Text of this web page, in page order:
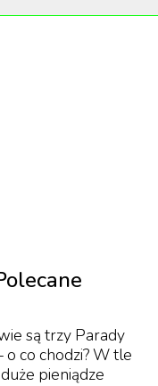
są trzy Parady
o co chodzi? W tle
pieniądze